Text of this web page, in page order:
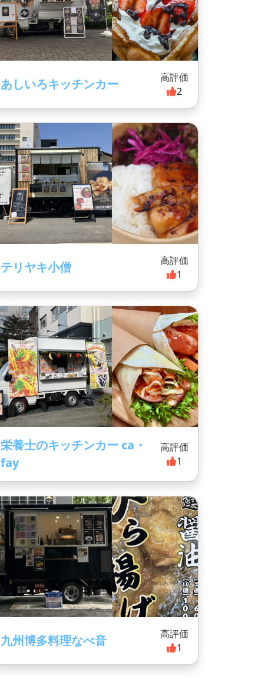
あしいろキッチンカー
高評価
2
テリヤキ小僧
高評価
1
栄養士のキッチンカー ca・
fay
高評価
1
九州博多料理なべ音
高評価
1